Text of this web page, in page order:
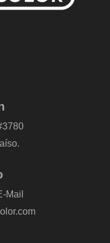
Mail